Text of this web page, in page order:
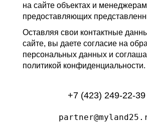
на сайте объектах и
предоставляющих
Оставляя свои контактные
сайте, вы даете согласие на
персональных данных и
политикой конфиденциальности.
+7 (423) 249-22-39